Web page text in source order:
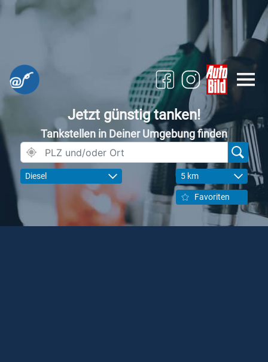
Jetzt günstig tanken!
Tankstellen in Deiner Umgebung finden
Diesel 5 km
Favoriten